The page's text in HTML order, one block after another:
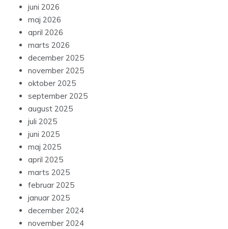
juni 2026
maj 2026
april 2026
marts 2026
december 2025
november 2025
oktober 2025
september 2025
august 2025
juli 2025
juni 2025
maj 2025
april 2025
marts 2025
februar 2025
januar 2025
december 2024
november 2024